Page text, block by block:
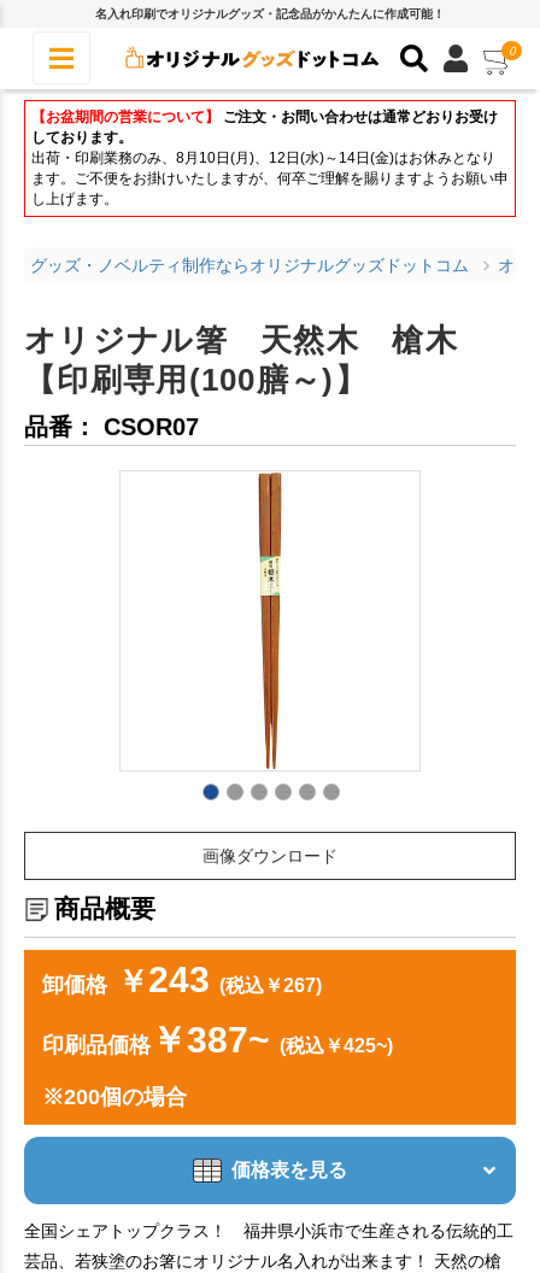
名入れ印刷でオリジナルグッズ・記念品がかんたんに作成可能！
0
【お盆期間の営業について】
ご注文・お問い合わせは通常どおりお受け
しております。
出荷・印刷業務のみ、8月10日(月)、12日(水)～14日(金)はお休みとなり
ます。ご不便をお掛けいたしますが、何卒ご理解を賜りますようお願い申
し上げます。
グッズ・ノベルティ制作ならオリジナルグッズドットコム オリ
オリジナル箸 天然木 槍木
【印刷専用(100膳～)】
品番： CSOR07
画像ダウンロード
商品概要
卸価格 ￥243 (税込￥267)
印刷品価格￥387~ (税込￥425~)
※200個の場合
価格表を見る
全国シェアトップクラス！ 福井県小浜市で生産される伝統的工
芸品、若狭塗のお箸にオリジナル名入れが出来ます！ 天然の槍